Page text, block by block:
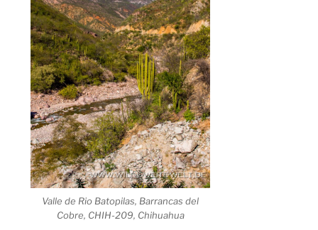
Valle de Rio Batopilas, Barrancas del
Cobre, CHIH-209, Chihuahua